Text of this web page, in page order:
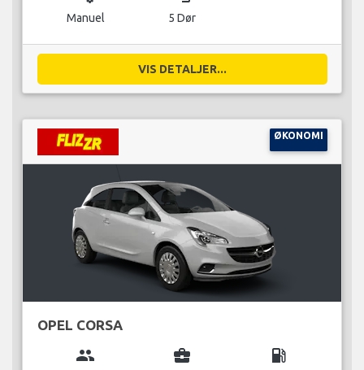
Manuel 5 Dør
VIS DETALJER...
ØKONOMI
OPEL CORSA
group business_center local_gas_station